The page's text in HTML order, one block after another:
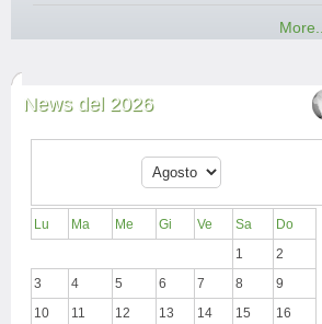
More...
News del 2026
Lu Ma Me Gi Ve Sa
Do
1
2
3
4 5 6 7 8
9
10
11 12 13 14 15
16